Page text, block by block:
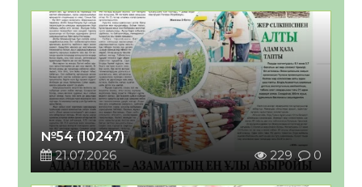
№54 (10247)
21.07.2026
229 0